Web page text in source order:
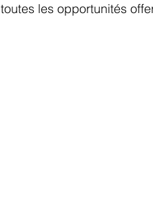
toutes les opportunités